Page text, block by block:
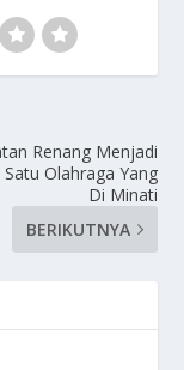
Renang Menjadi
Satu Olahraga Yang
Di Minati
BERIKUTNYA